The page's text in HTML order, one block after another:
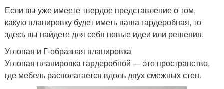
Если вы уже имеете твердое представление о том,
какую планировку будет иметь ваша гардеробная, то
здесь вы найдете для себя новые идеи или решения.
Угловая и Г-образная планировка
Угловая планировка гардеробной — это пространство,
где мебель располагается вдоль двух смежных стен.